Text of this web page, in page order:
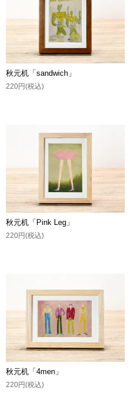
秋元机「sandwich」
220円(税込)
秋元机「Pink Leg」
220円(税込)
秋元机「4men」
220円(税込)